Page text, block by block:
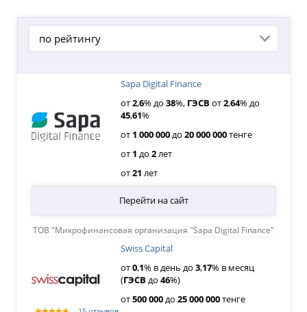
по рейтингу
Sapa Digital Finance
от2,6% до 38%, ГЭСВ от2,64% до
45,61%
от 1 000000до 20000000тенге
от 1 до 2лет
от21 лет
ТОВ "Микрофинансовая организация "Sapa Digital Finance"
Перейти на сайт
Swiss Capital
от0,1% в день до 3,17% в месяц
(ГЭСВ до 46%)
от500000до 25000000тенге